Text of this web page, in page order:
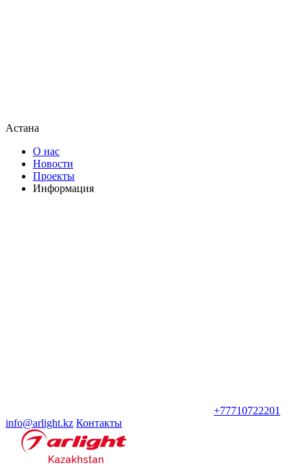
Астана
О нас
Новости
Проекты
Информация
+77710722201
info@arlight.kz Контакты